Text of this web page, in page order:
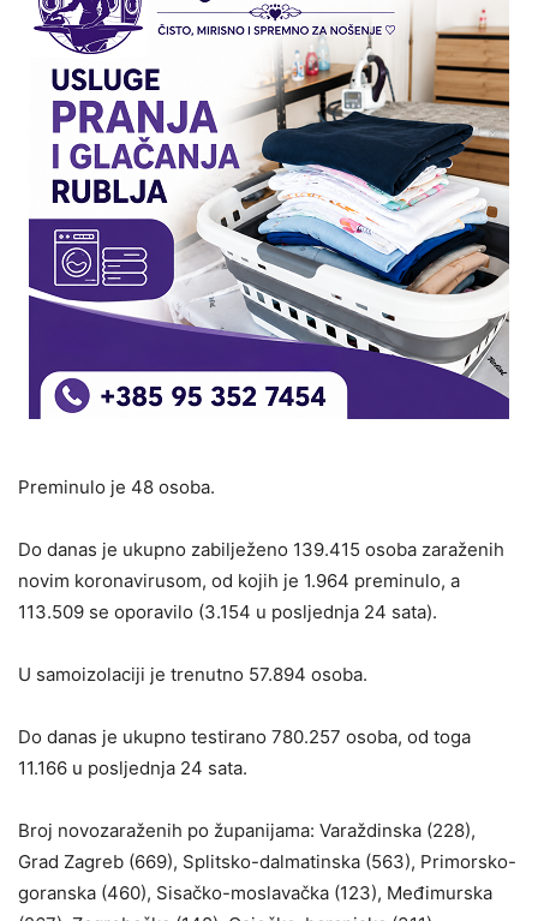
Preminulo je 48 osoba.
Do danas je ukupno zabilježeno 139.415 osoba zaraženih
novim koronavirusom, od kojih je 1.964 preminulo, a
113.509 se oporavilo (3.154 u posljednja 24 sata).
U samoizolaciji je trenutno 57.894 osoba.
Do danas je ukupno testirano 780.257 osoba, od toga
11.166 u posljednja 24 sata.
Broj novozaraženih po županijama: Varaždinska (228),
Grad Zagreb (669), Splitsko-dalmatinska (563), Primorsko-
goranska (460), Sisačko-moslavačka (123), Međimurska